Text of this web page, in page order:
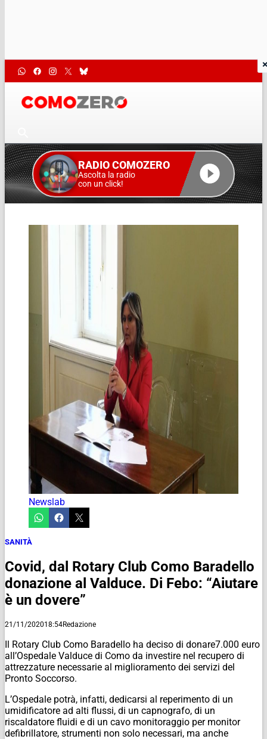
RADIO COMOZERO
Ascolta la radio
con un click!
Newslab
SANITÀ
Covid, dal Rotary Club Como Baradello
donazione al Valduce. Di Febo: “Aiutare
è un dovere”
21/11/202018:54Redazione
Il Rotary Club Como Baradello ha deciso di donare7.000 euro
all’Ospedale Valduce di Como da investire nel recupero di
attrezzature necessarie al miglioramento dei servizi del
Pronto Soccorso.
L’Ospedale potrà, infatti, dedicarsi al reperimento di un
umidificatore ad alti flussi, di un capnografo, di un
riscaldatore fluidi e di un cavo monitoraggio per monitor
defibrillatore, strumenti non solo necessari, ma anche